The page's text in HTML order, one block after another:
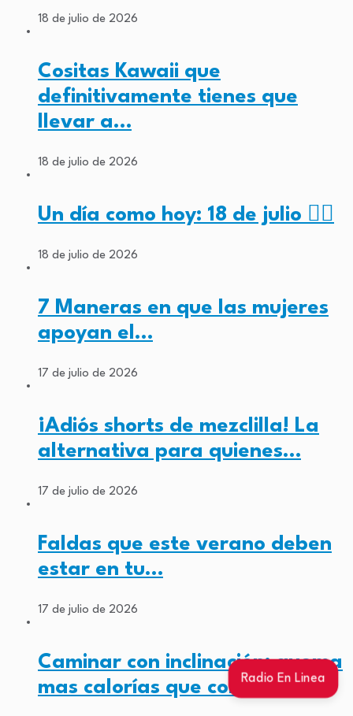
Radio En Linea
18 de julio de 2026
Cositas Kawaii que
definitivamente tienes que
llevar a…
18 de julio de 2026
Un día como hoy: 18 de julio ✊🏾
18 de julio de 2026
7 Maneras en que las mujeres
apoyan el…
17 de julio de 2026
¡Adiós shorts de mezclilla! La
alternativa para quienes…
17 de julio de 2026
Faldas que este verano deben
estar en tu…
17 de julio de 2026
Caminar con inclinación: quema
mas calorías que correr…